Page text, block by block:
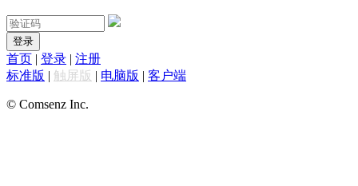
登录
首页 | 登录 | 注册
标准版 | 触屏版 | 电脑版 | 客户端
© Comsenz Inc.